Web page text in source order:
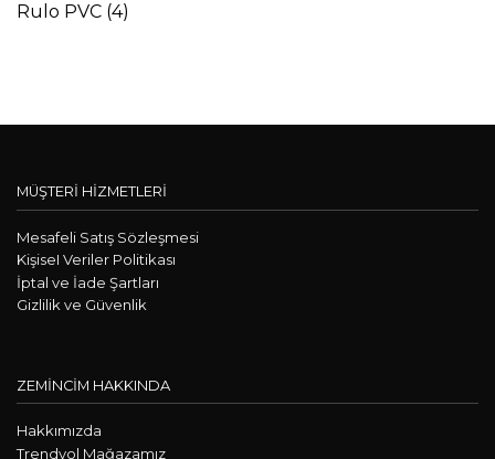
Rulo PVC (4)
MÜŞTERİ HİZMETLERİ
Mesafeli Satış Sözleşmesi
KişiseI Veriler Politikası
İptal ve İade Şartları
Gizlilik ve Güvenlik
ZEMİNCİM HAKKINDA
Hakkımızda
Trendyol Mağazamız